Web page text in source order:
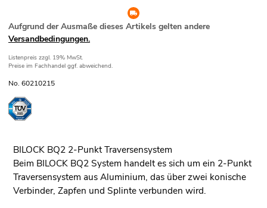
Aufgrund der Ausmaße dieses Artikels gelten andere
Versandbedingungen.
Listenpreis zzgl. 19% MwSt.
Preise im Fachhandel ggf. abweichend.
No. 60210215
BILOCK BQ2 2-Punkt Traversensystem
Beim BILOCK BQ2 System handelt es sich um ein 2-Punkt
Traversensystem aus Aluminium, das über zwei konische
Verbinder, Zapfen und Splinte verbunden wird.